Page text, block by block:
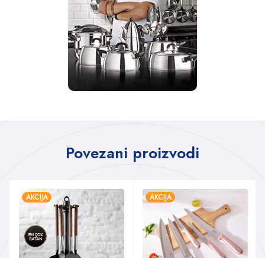
Povezani proizvodi
AKCIJA AKCIJA